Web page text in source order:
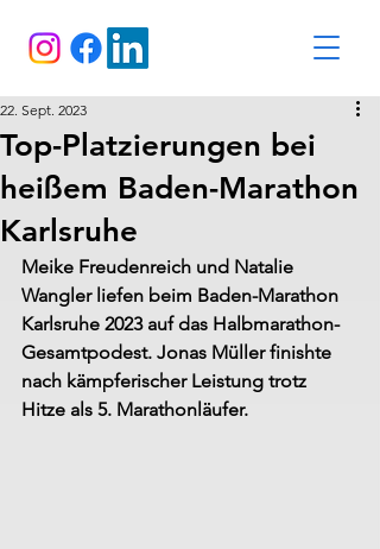
Top-Platzierungen bei
heißem Baden-Marathon
Karlsruhe
22. Sept. 2023
Meike Freudenreich und Natalie
Wangler liefen beim Baden-Marathon
Karlsruhe 2023 auf das Halbmarathon-
Gesamtpodest. Jonas Müller finishte
nach kämpferischer Leistung trotz
Hitze als 5. Marathonläufer.